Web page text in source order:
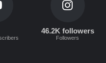
46.2K followers
Followers